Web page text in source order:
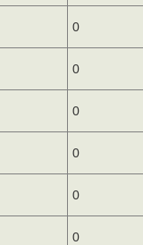
0
0
0
0
0
0